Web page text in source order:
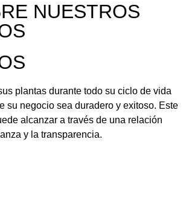
NUESTROS
plantas durante todo su ciclo de vida
su negocio sea duradero y exitoso. Este
alcanzar a través de una relación
y la transparencia.